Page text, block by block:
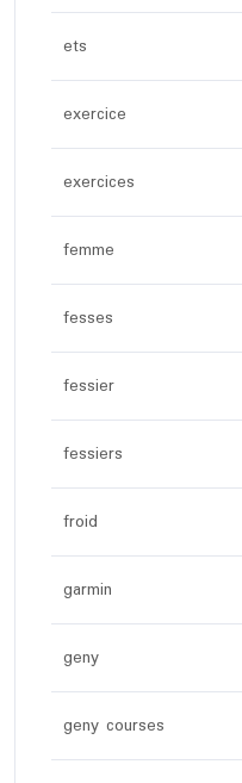
ets
exercice
exercices
femme
fesses
fessier
fessiers
froid
garmin
geny
geny courses